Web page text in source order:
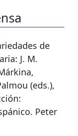
de
J. M.
(eds.),
Peter